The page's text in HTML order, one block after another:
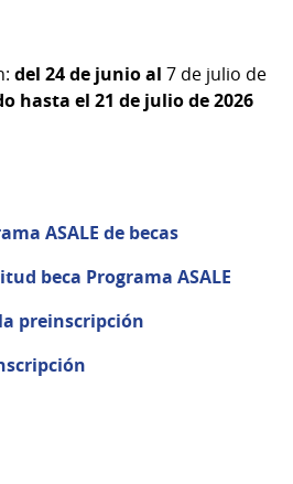
del 24 de junio al 7 de julio de
hasta el 21 de julio de 2026
ASALE de becas
beca Programa ASALE
preinscripción